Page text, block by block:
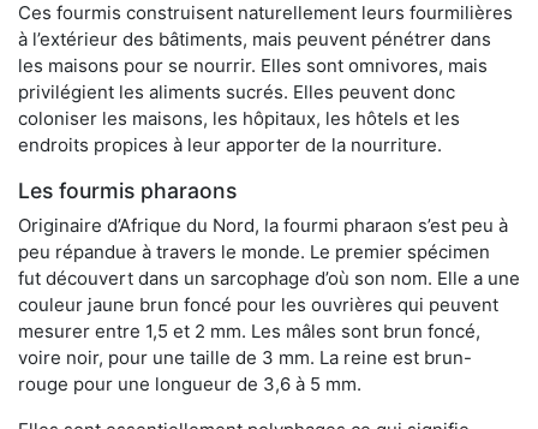
Ces fourmis construisent naturellement leurs fourmilières
à l’extérieur des bâtiments, mais peuvent pénétrer dans
les maisons pour se nourrir. Elles sont omnivores, mais
privilégient les aliments sucrés. Elles peuvent donc
coloniser les maisons, les hôpitaux, les hôtels et les
endroits propices à leur apporter de la nourriture.
Les fourmis pharaons
Originaire d’Afrique du Nord, la fourmi pharaon s’est peu à
peu répandue à travers le monde. Le premier spécimen
fut découvert dans un sarcophage d’où son nom. Elle a une
couleur jaune brun foncé pour les ouvrières qui peuvent
mesurer entre 1,5 et 2 mm. Les mâles sont brun foncé,
voire noir, pour une taille de 3 mm. La reine est brun-
rouge pour une longueur de 3,6 à 5 mm.